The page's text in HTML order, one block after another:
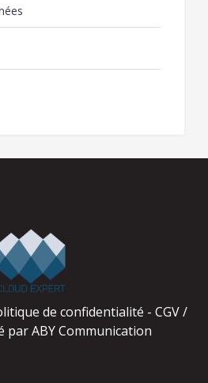
de confidentialité - CGV /
parABY Communication